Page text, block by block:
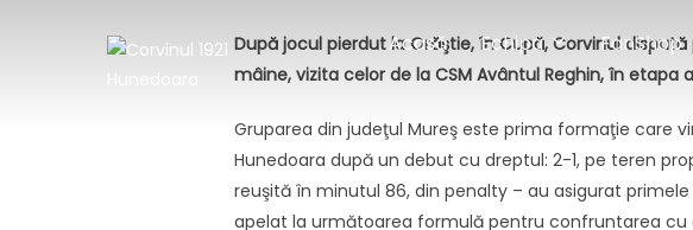
Acasă Echipa FanShop
După jocul pierdut la Orăştie, în Cupă, Corvinul
mâine, vizita celor de la CSM Avântul Reghin, în etapa
Gruparea din judeţul Mureş este prima formaţie care
Hunedoara după un debut cu dreptul: 2-1, pe teren
reuşită în minutul 86, din penalty – au asigurat
apelat la următoarea formulă pentru confruntarea